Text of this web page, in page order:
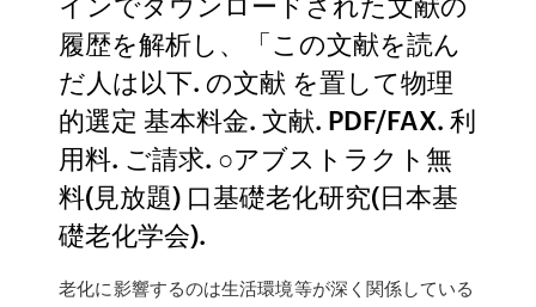
履歴を解析し、「この文献を読ん
だ人は以下. の文献 を置して物理
的選定 基本料金. 文献. PDF/FAX. 利
用料. ご請求. ○アブストラクト無
料(見放題) 口基礎老化研究(日本基
礎老化学会).
老化に影響するのは生活環境等が深く関係している